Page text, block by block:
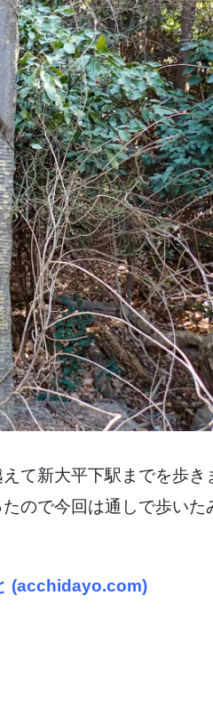
て新大平下駅までを歩き
ので今回は通しで歩いた
(acchidayo.com)